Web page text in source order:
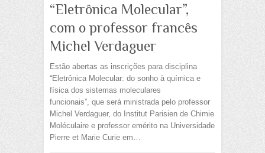
“Eletrônica Molecular”,
com o professor francês
Michel Verdaguer
Estão abertas as inscrições para disciplina
“Eletrônica Molecular: do sonho à química e
física dos sistemas moleculares
funcionais”, que será ministrada pelo professor
Michel Verdaguer, do Institut Parisien de Chimie
Moléculaire e professor emérito na Universidade
Pierre et Marie Curie em…